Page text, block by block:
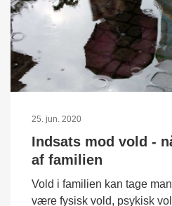
25. jun. 2020
Indsats mod vold -
af familien
Vold i familien kan tage
være fysisk vold, psykisk